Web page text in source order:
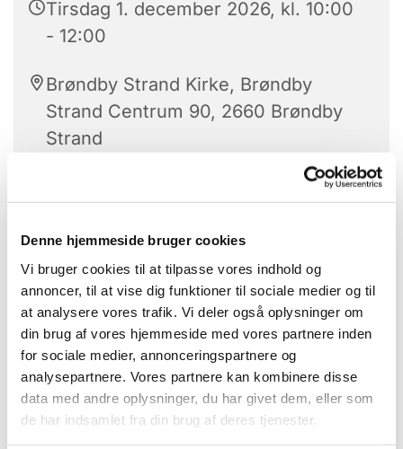
Denne hjemmeside bruger cookies
Vi bruger cookies til at tilpasse vores indhold og
annoncer, til at vise dig funktioner til sociale medier og til
at analysere vores trafik. Vi deler også oplysninger om
din brug af vores hjemmeside med vores partnere inden
for sociale medier, annonceringspartnere og
analysepartnere. Vores partnere kan kombinere disse
data med andre oplysninger, du har givet dem, eller som
de har indsamlet fra din brug af deres tjenester.
Tirsdag 1. december 2026, kl. 10:00
- 12:00
Brøndby Strand Kirke, Brøndby
Strand Centrum 90, 2660 Brøndby
Strand
Stolegymnastik er hver tirsdag.
Alle kan være med.
Med højt humør får vi sved på panden -
når de dygtige instruktører guider os
igennem gymnastikøvelserne.
Bagefter hygge vi os med hjemmebagte
boller og kaffe.